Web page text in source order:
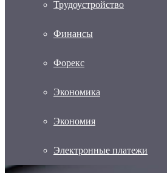
Трудоустройство
Финансы
Форекс
Экономика
Экономия
Электронные платежи